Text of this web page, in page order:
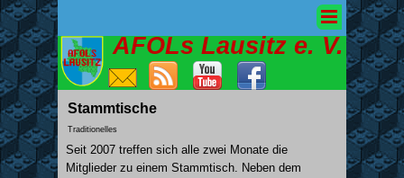
AFOLs Lausitz e. V.
Stammtische
Traditionelles
Seit 2007 treffen sich alle zwei Monate die
Mitglieder zu einem Stammtisch. Neben dem